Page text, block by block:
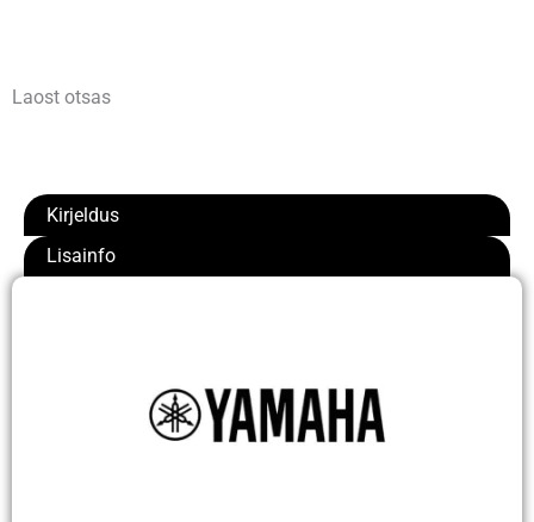
Laost otsas
Kirjeldus
Lisainfo